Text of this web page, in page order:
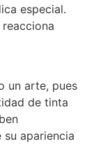
especial.
un arte, pues
de tinta
su apariencia